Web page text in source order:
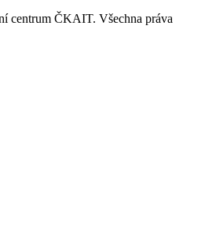
centrum ČKAIT. Všechna práva